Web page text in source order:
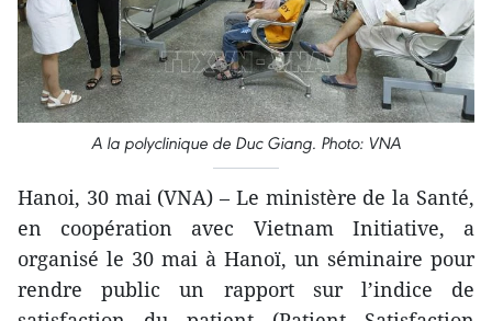
A la polyclinique de Duc Giang. Photo: VNA
Hanoi, 30 mai (VNA) – Le ministère de la Santé,
en coopération avec Vietnam Initiative, a
organisé le 30 mai à Hanoï, un séminaire pour
rendre public un rapport sur l’indice de